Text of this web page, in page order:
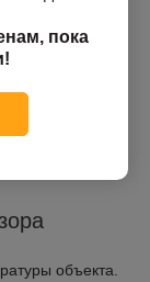
которую
объекта.
пока